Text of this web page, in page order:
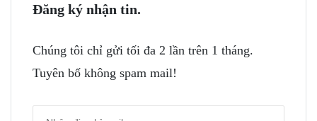
Đăng ký nhận tin.
Chúng tôi chỉ gửi tối đa 2 lần trên 1 tháng.
Tuyên bố không spam mail!